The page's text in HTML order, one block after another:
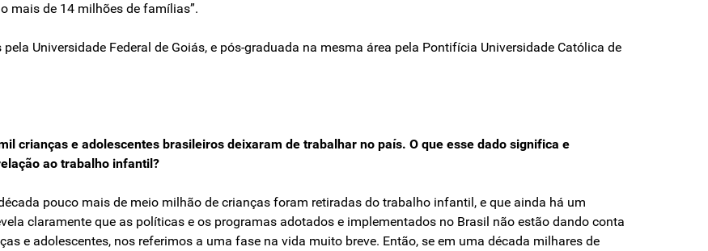
mais de 14 milhões de famílias”.
Universidade Federal de Goiás, e pós-graduada na mesma área pela Pontifícia Universidade Católica de
crianças e adolescentes brasileiros deixaram de trabalhar no país. O que esse dado significa e
ao trabalho infantil?
pouco mais de meio milhão de crianças foram retiradas do trabalho infantil, e que ainda há um
claramente que as políticas e os programas adotados e implementados no Brasil não estão dando conta
e adolescentes, nos referimos a uma fase na vida muito breve. Então, se em uma década milhares de